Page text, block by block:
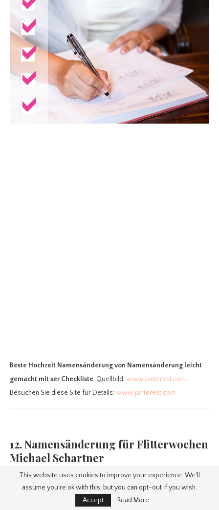
Beste Hochzeit Namensänderungvon Namensänderung leicht
gemacht mit ser Checkliste. Quellbild:www.pinterest.com.
Besuchen Sie diese Site für Details:www.pinterest.com
12. Namensänderung für Flitterwochen
Michael Schartner
This website uses cookies to improve your experience. We'll
assume you're ok with this, but you can opt-out if you wish.
Accept
Read More